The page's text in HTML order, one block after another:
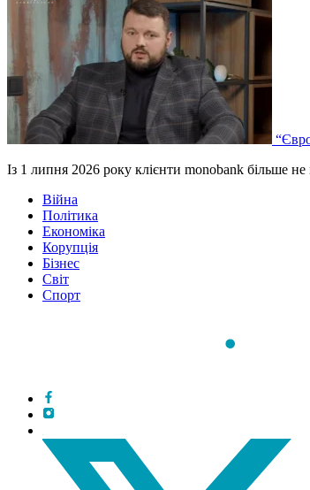
Із 1 липня 2026 року клієнти monobank більше
Війна
Політика
Економіка
Корупція
Бізнес
Світ
Спорт